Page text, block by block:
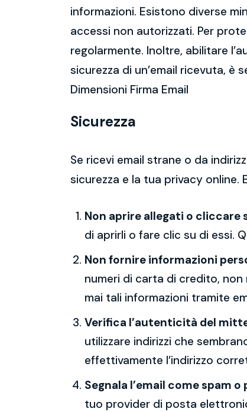
informazioni. Esistono diverse
accessi non autorizzati. Per
regolarmente. Inoltre, abilitare
sicurezza di un’email ricevuta,
Dimensioni Firma Email
Sicurezza
Se ricevi email strane o da
sicurezza e la tua privacy online.
Non aprire allegati o cliccare
di aprirli o fare clic su di essi.
Non fornire informazioni
numeri di carta di credito,
mai tali informazioni tramite
Verifica l’autenticità del
utilizzare indirizzi che
effettivamente l’indirizzo
Segnala l’email come spam o
tuo provider di posta